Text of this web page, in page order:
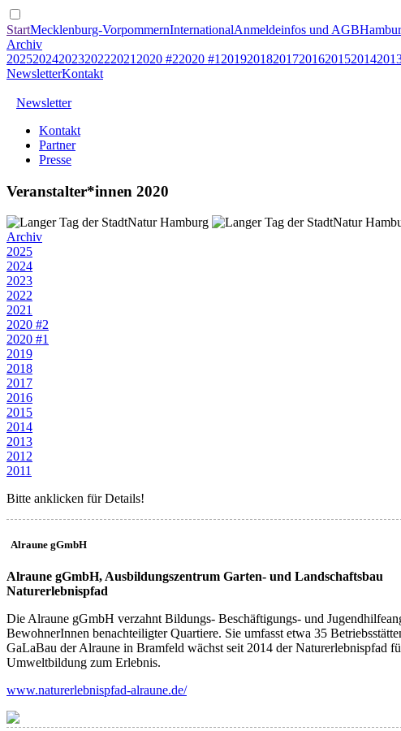
StartMecklenburg-VorpommernInternationalAnmeldeinfos und AGB
Archiv
20252024202320222021 2020 #22020 #1 201920182017201620152014
NewsletterKontakt
Newsletter
Kontakt
Partner
Presse
Veranstalter*innen 2020
Archiv
2025
2024
2023
2022
2021
2020 #2
2020 #1
2019
2018
2017
2016
2015
2014
2013
2012
2011
Bitte anklicken für Details!
Alraune gGmbH
Alraune gGmbH, Ausbildungszentrum Garten- und Landschaftsbau
Naturerlebnispfad
Die Alraune gGmbH verzahnt Bildungs- Beschäftigungs- und
BewohnerInnen benachteiligter Quartiere. Sie umfasst etwa 35
GaLaBau der Alraune in Bramfeld wächst seit 2014 der Naturerlebnispfad
Umweltbildung zum Erlebnis.
www.naturerlebnispfad-alraune.de/